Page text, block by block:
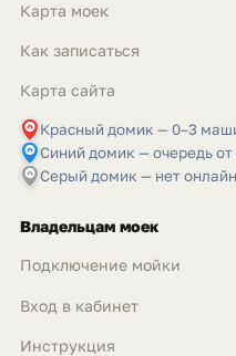
Карта моек
Как записаться
Карта сайта
Красный домик — 0–3
Синий домик — очередь
Серый домик — нет
Владельцам моек
Подключение мойки
Вход в кабинет
Инструкция